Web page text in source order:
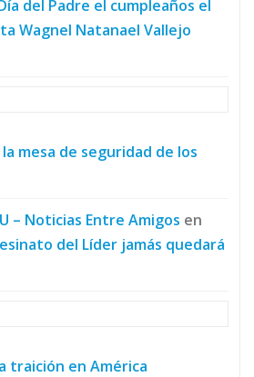
del Padre el cumpleaños el
Wagnel Natanael Vallejo
mesa de seguridad de los
– Noticias Entre Amigos en
del Líder jamás quedará
traición en América